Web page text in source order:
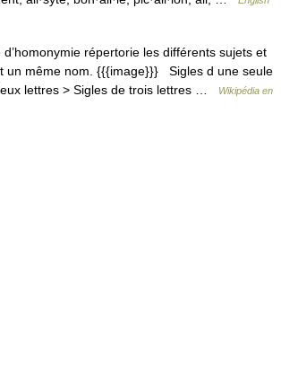
répertorie les différents sujets et
un même nom. {{{image}}} Sigles d une seule
lettres > Sigles de trois lettres …
Wikipédia en